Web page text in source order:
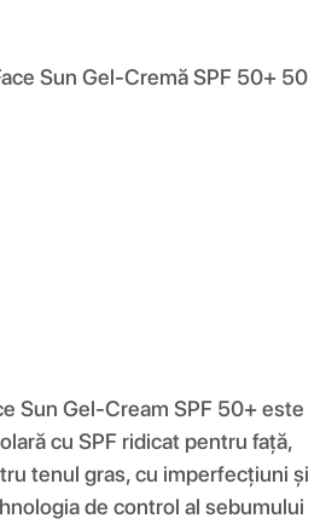
Sun Gel-Cream SPF 50+ este
cu SPF ridicat pentru față,
tenul gras, cu imperfecțiuni și
de control al sebumului